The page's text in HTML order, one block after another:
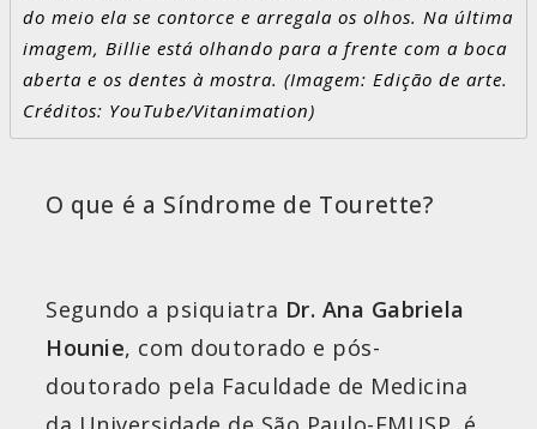
do meio ela se contorce e arregala os olhos. Na última
imagem, Billie está olhando para a frente com a boca
aberta e os dentes à mostra. (Imagem: Edição de arte.
Créditos: YouTube/Vitanimation)
O que é a Síndrome de Tourette?
Segundo a psiquiatra Dr. Ana Gabriela
Hounie, com doutorado e pós-
doutorado pela Faculdade de Medicina